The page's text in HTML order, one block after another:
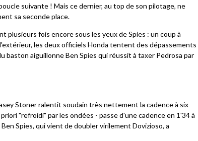
suivante ! Mais ce dernier, au top de son pilotage, ne
sa seconde place.
plusieurs fois encore sous les yeux de Spies : un coup à
les deux officiels Honda tentent des dépassements
baston aiguillonne Ben Spies qui réussit à taxer Pedrosa par
Stoner ralentit soudain très nettement la cadence à six
"refroidi" par les ondées - passe d'une cadence en 1'34 à
Spies, qui vient de doubler virilement Dovizioso, a